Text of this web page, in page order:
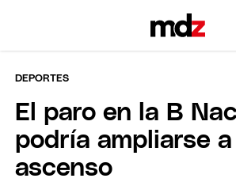
DEPORTES
El paro en la B
podría ampliarse a
ascenso